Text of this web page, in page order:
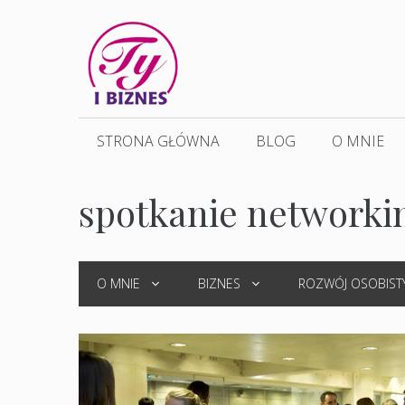
STRONA GŁÓWNA BLOG O MNIE
spotkanie
O MNIE BIZNES ROZWÓJ